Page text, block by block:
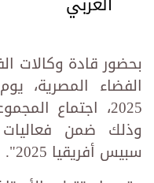
بحضور قادة وكالات
2025، اجتماع
وذلك ضمن فعاليات
سبيس أفريقيا 2025".